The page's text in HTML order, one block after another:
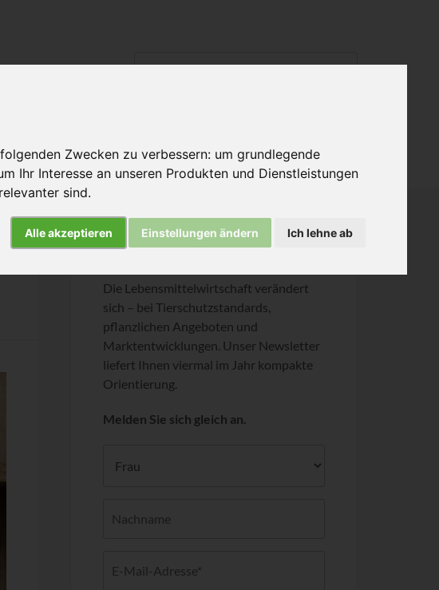
Zwecken zu verbessern: um grundlegende
Ihr Interesse an unseren Produkten und Dienstleistungen
sind.
Alle akzeptieren Ich lehne ab
Einstellungen ändern
Informiert bleiben
Die Lebensmittelwirtschaft verändert
sich – bei Tierschutzstandards,
pflanzlichen Angeboten und
Marktentwicklungen. Unser Newsletter
liefert Ihnen viermal im Jahr kompakte
Orientierung.
Melden Sie sich gleich an.